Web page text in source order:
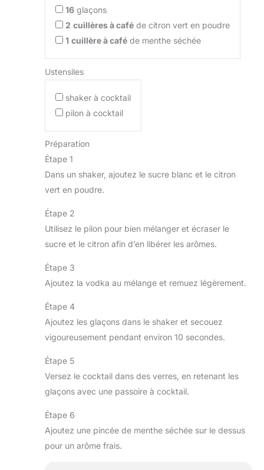
16 glaçons
2 cuillères à café de citron vert en poudre
1 cuillère à café de menthe séchée
Ustensiles
shaker à cocktail
pilon à cocktail
Préparation
Étape 1
Dans un shaker, ajoutez le sucre blanc et le citron
vert en poudre.
Étape 2
Utilisez le pilon pour bien mélanger et écraser le
sucre et le citron afin d’en libérer les arômes.
Étape 3
Ajoutez la vodka au mélange et remuez légèrement.
Étape 4
Ajoutez les glaçons dans le shaker et secouez
vigoureusement pendant environ 10 secondes.
Étape 5
Versez le cocktail dans des verres, en retenant les
glaçons avec une passoire à cocktail.
Étape 6
Ajoutez une pincée de menthe séchée sur le dessus
pour un arôme frais.